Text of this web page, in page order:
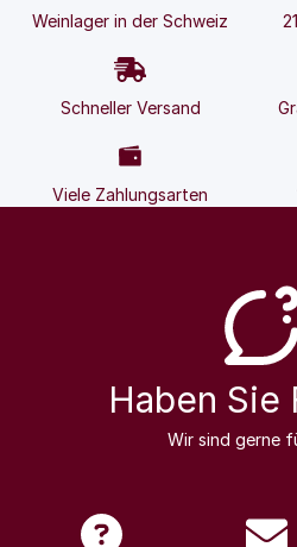
Weinlager in der Schweiz
Schneller Versand
Viele Zahlungsarten
Haben Sie
Wir sind gerne